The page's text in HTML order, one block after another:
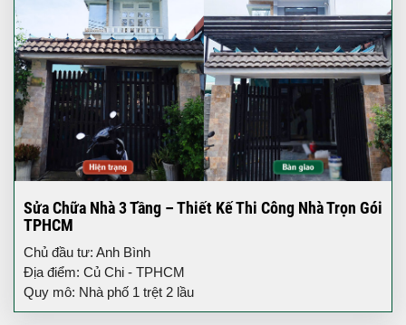
Sửa Chữa Nhà 3 Tầng – Thiết Kế Thi Công Nhà Trọn Gói
TPHCM
Chủ đầu tư: Anh Bình
Địa điểm: Củ Chi - TPHCM
Quy mô: Nhà phố 1 trệt 2 lầu